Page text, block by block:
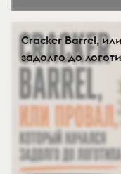
Cracker Barrel,
задолго до